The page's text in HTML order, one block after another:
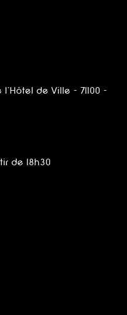
de Ville - 71100 -
de 18h30